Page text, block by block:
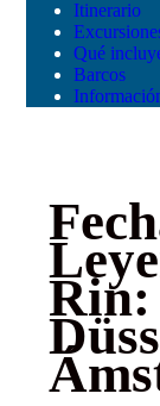
Itinerario
Qué
Barcos
Rin: